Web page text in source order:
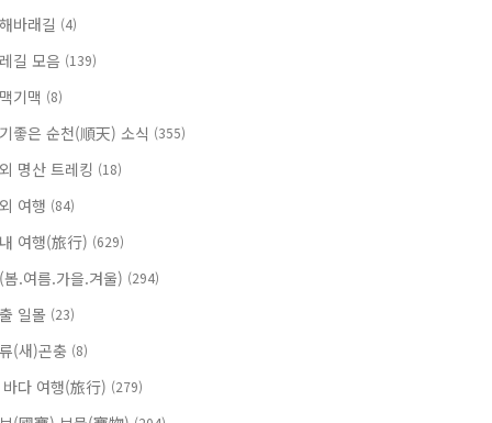
바래길 (4)
길 모음 (139)
기맥 (8)
좋은 순천(順天) 소식 (355)
명산 트레킹 (18)
여행 (84)
여행(旅行) (629)
봄.여름.가을.겨울) (294)
일몰 (23)
(새)곤충 (8)
바다 여행(旅行) (279)